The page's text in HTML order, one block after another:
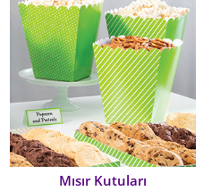
Mısır Kutuları